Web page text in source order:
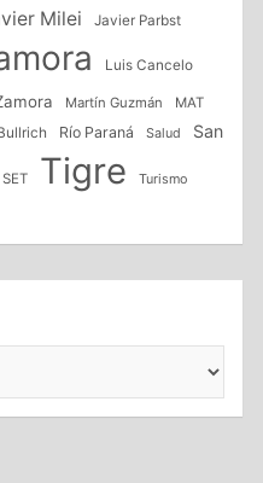
Milei Javier Parbst
Luis Cancelo
Martín Guzmán
MAT
Río Paraná Salud San
SET Tigre Turismo